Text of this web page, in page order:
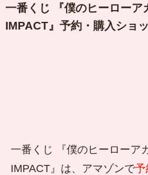
一番くじ 『僕のヒーローア
IMPACT』予約・購入ショ
一番くじ 『僕のヒーローア
IMPACT』は、アマゾンで予